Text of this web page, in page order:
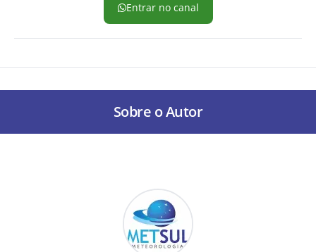
Entrar no canal
Sobre o Autor